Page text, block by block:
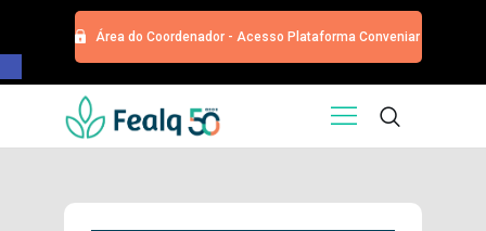
Barra de Ferramentas Aberta
Área do Coordenador - Acesso Plataforma Conveniar
HOME